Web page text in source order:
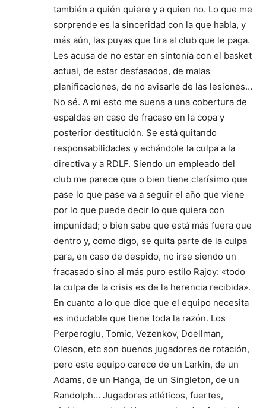
también a quién quiere y a quien no. Lo que me
sorprende es la sinceridad con la que habla, y
más aún, las puyas que tira al club que le paga.
Les acusa de no estar en sintonía con el basket
actual, de estar desfasados, de malas
planificaciones, de no avisarle de las lesiones…
No sé. A mi esto me suena a una cobertura de
espaldas en caso de fracaso en la copa y
posterior destitución. Se está quitando
responsabilidades y echándole la culpa a la
directiva y a RDLF. Siendo un empleado del
club me parece que o bien tiene clarísimo que
pase lo que pase va a seguir el año que viene
por lo que puede decir lo que quiera con
impunidad; o bien sabe que está más fuera que
dentro y, como digo, se quita parte de la culpa
para, en caso de despido, no irse siendo un
fracasado sino al más puro estilo Rajoy: «todo
la culpa de la crisis es de la herencia recibida».
En cuanto a lo que dice que el equipo necesita
es indudable que tiene toda la razón. Los
Perperoglu, Tomic, Vezenkov, Doellman,
Oleson, etc son buenos jugadores de rotación,
pero este equipo carece de un Larkin, de un
Adams, de un Hanga, de un Singleton, de un
Randolph… Jugadores atléticos, fuertes,